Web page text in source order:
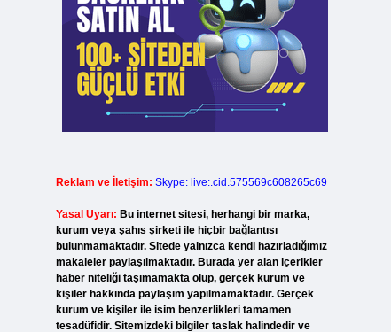
Reklam ve İletişim: Skype: live:.cid.575569c608265c69
Yasal Uyarı: Bu internet sitesi, herhangi bir marka,
kurum veya şahıs şirketi ile hiçbir bağlantısı
bulunmamaktadır. Sitede yalnızca kendi hazırladığımız
makaleler paylaşılmaktadır. Burada yer alan içerikler
haber niteliği taşımamakta olup, gerçek kurum ve
kişiler hakkında paylaşım yapılmamaktadır. Gerçek
kurum ve kişiler ile isim benzerlikleri tamamen
tesadüfidir. Sitemizdeki bilgiler taslak halindedir ve